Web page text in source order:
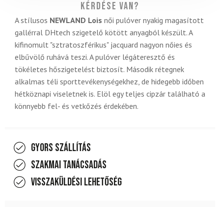
Kérdése van?
A stílusos NEWLAND Lois női pulóver nyakig magasított
gallérral DHtech szigetelő kötött anyagból készült. A
kifinomult "sztratoszférikus" jacquard nagyon nőies és
elbűvölő ruhává teszi. A pulóver légáteresztő és
tökéletes hőszigetelést biztosít. Második rétegnek
alkalmas téli sporttevékenységekhez, de hidegebb időben
hétköznapi viseletnek is. Elöl egy teljes cipzár található a
könnyebb fel- és vetkőzés érdekében.
Gyors szállítás
Szakmai tanácsadás
Visszaküldési lehetőség